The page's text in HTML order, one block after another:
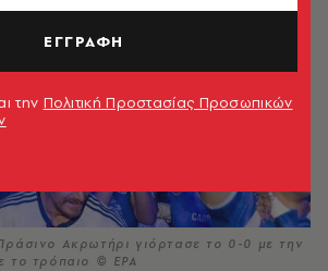
Ακρωτήρι γιόρτασε το 0-0 με την
το τρόπαιο © EPA
ΕΓΓΡΑΦΗ
την Πολιτική Προστασίας Προσωπικών